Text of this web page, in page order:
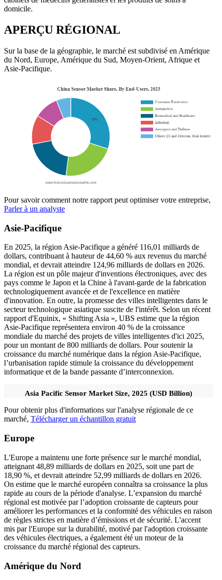
domicile.
APERÇU RÉGIONAL
Sur la base de la géographie, le marché est subdivisé en Amérique
du Nord, Europe, Amérique du Sud, Moyen-Orient, Afrique et
Asie-Pacifique.
Pour savoir comment notre rapport peut optimiser votre entreprise,
Parler à un analyste
Asie-Pacifique
En 2025, la région Asie-Pacifique a généré 116,01 milliards de
dollars, contribuant à hauteur de 44,60 % aux revenus du marché
mondial, et devrait atteindre 124,96 milliards de dollars en 2026.
La région est un pôle majeur d'inventions électroniques, avec des
pays comme le Japon et la Chine à l'avant-garde de la fabrication
technologiquement avancée et de l'excellence en matière
d'innovation. En outre, la promesse des villes intelligentes dans le
secteur technologique asiatique suscite de l'intérêt. Selon un récent
rapport d'Equinix, « Shifting Asia », UBS estime que la région
Asie-Pacifique représentera environ 40 % de la croissance
mondiale du marché des projets de villes intelligentes d'ici 2025,
pour un montant de 800 milliards de dollars. Pour soutenir la
croissance du marché numérique dans la région Asie-Pacifique,
l’urbanisation rapide stimule la croissance du développement
informatique et de la bande passante d’interconnexion.
Asia Pacific Sensor Market Size, 2025 (USD Billion)
Pour obtenir plus d'informations sur l'analyse régionale de ce
marché, Télécharger un échantillon gratuit
Europe
L'Europe a maintenu une forte présence sur le marché mondial,
atteignant 48,89 milliards de dollars en 2025, soit une part de
18,90 %, et devrait atteindre 52,99 milliards de dollars en 2026.
On estime que le marché européen connaîtra sa croissance la plus
rapide au cours de la période d'analyse. L’expansion du marché
régional est motivée par l’adoption croissante de capteurs pour
améliorer les performances et la conformité des véhicules en raison
de règles strictes en matière d’émissions et de sécurité. L'accent
mis par l'Europe sur la durabilité, motivé par l'adoption croissante
des véhicules électriques, a également été un moteur de la
croissance du marché régional des capteurs.
Amérique du Nord